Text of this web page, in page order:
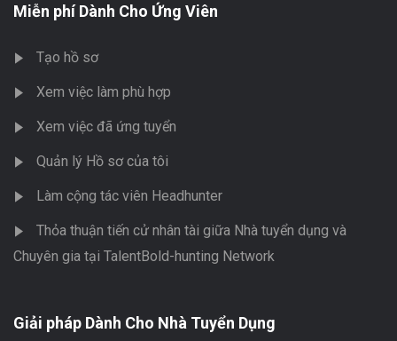
Miễn phí Dành Cho Ứng Viên
Tạo hồ sơ
Xem việc làm phù hợp
Xem việc đã ứng tuyển
Quản lý Hồ sơ của tôi
Làm cộng tác viên Headhunter
Thỏa thuận tiến cử nhân tài giữa Nhà tuyển dụng và
Chuyên gia tại TalentBold-hunting Network
Giải pháp Dành Cho Nhà Tuyển Dụng